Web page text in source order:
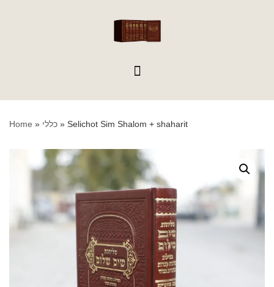
Home » כללי » Selichot Sim Shalom + shaharit